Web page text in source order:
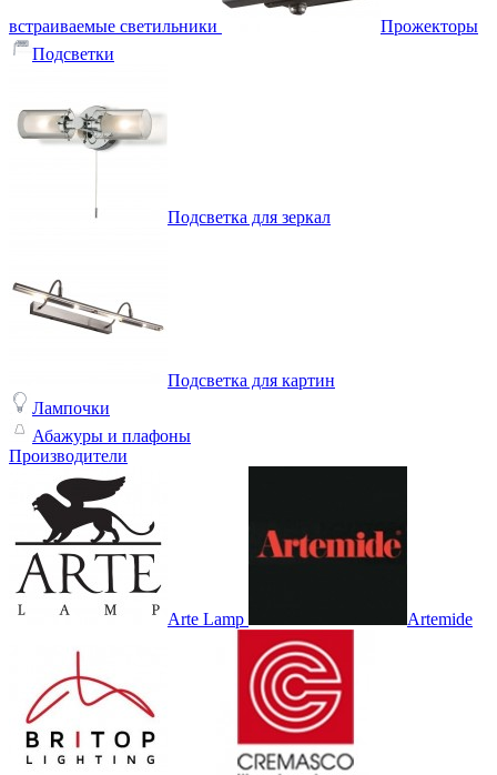
встраиваемые светильники
Прожекторы
Подсветки
Подсветка для зеркал
Подсветка для картин
Лампочки
Абажуры и плафоны
Производители
Arte Lamp Artemide